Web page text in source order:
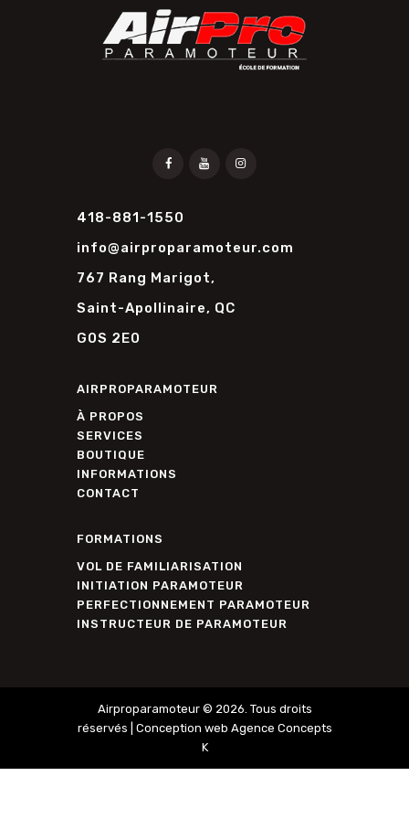
767 Rang Marigot,
Saint-Apollinaire, QC
G0S 2E0
info@airproparamoteur.com
418-881-1550
AIRPROPARAMOTEUR
À PROPOS
SERVICES
BOUTIQUE
INFORMATIONS
CONTACT
FORMATIONS
VOL DE FAMILIARISATION
INITIATION PARAMOTEUR
PERFECTIONNEMENT PARAMOTEUR
INSTRUCTEUR DE PARAMOTEUR
Airproparamoteur © 2026. Tous droits
réservés | Conception web Agence Concepts
K